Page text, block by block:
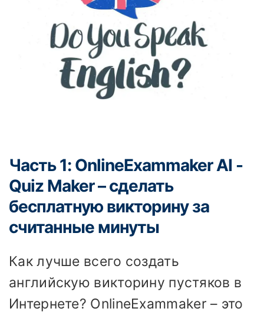
Часть 1: OnlineExammaker AI -
Quiz Maker – сделать
бесплатную викторину за
считанные минуты
Как лучше всего создать
английскую викторину пустяков в
Интернете? OnlineExammaker – это